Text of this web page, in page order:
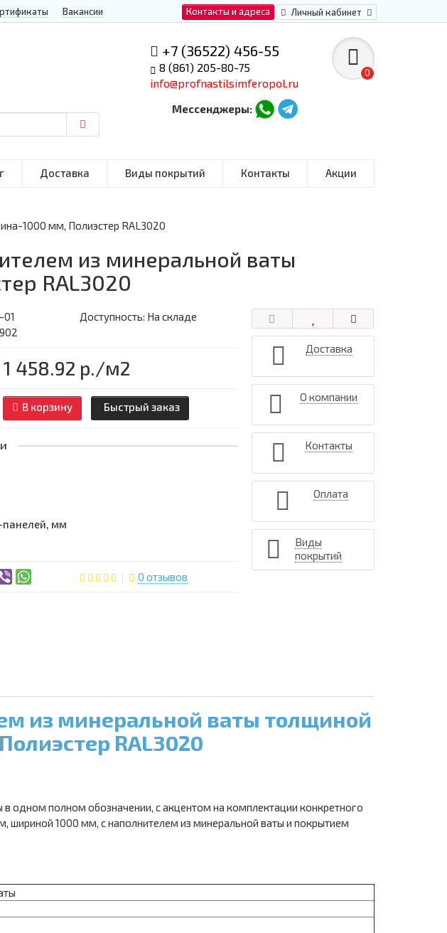
Контакты и адреса Личный кабинет
Вакансии
+7 (36522) 456-55
8 (861) 205-80-75
info@profnastilsimferopol.ru
Мессенджеры:
0
Доставка Виды покрытий Контакты Акции
1000 мм, Полиэстер RAL3020
из минеральной ваты
RAL3020
Доступность: На складе
1 458.92 р./м2
В корзину Быстрый заказ
мм
0 отзывов
Доставка
О компании
Контакты
Оплата
Виды
покрытий
из минеральной ваты толщиной
RAL3020
одном полном обозначении, с акцентом на комплектации конкретного
шириной 1000 мм, с наполнителем из минеральной ваты и покрытием